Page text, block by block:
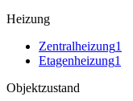
Heizung
Zentralheizung1
Etagenheizung1
Objektzustand